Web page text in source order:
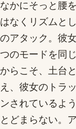
なかにそっと腰
はなくリズムと
のアタック。彼
つのモードを同
からこそ、土台
え、彼女のトラ
ンされているよ
とどまらない。